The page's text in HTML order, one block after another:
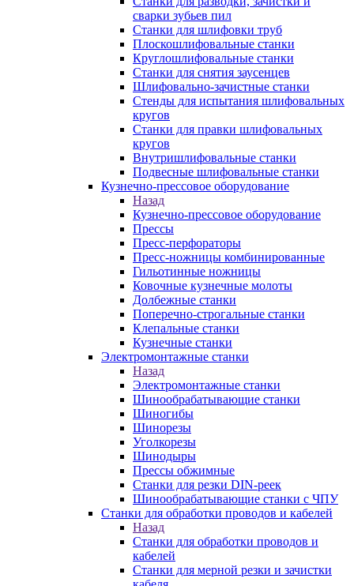
сварки зубьев пил
Станки для шлифовки труб
Плоскошлифовальные станки
Круглошлифовальные станки
Станки для снятия заусенцев
Шлифовально-зачистные станки
Стенды для испытания шлифовальных
кругов
Станки для правки шлифовальных
кругов
Внутришлифовальные станки
Подвесные шлифовальные станки
Кузнечно-прессовое оборудование
Назад
Кузнечно-прессовое оборудование
Прессы
Пресс-перфораторы
Пресс-ножницы комбинированные
Гильотинные ножницы
Ковочные кузнечные молоты
Долбежные станки
Поперечно-строгальные станки
Клепальные станки
Кузнечные станки
Электромонтажные станки
Назад
Электромонтажные станки
Шинообрабатывающие станки
Шиногибы
Шинорезы
Уголкорезы
Шинодыры
Прессы обжимные
Станки для резки DIN-реек
Шинообрабатывающие станки с ЧПУ
Станки для обработки проводов и кабелей
Назад
Станки для обработки проводов и
кабелей
Станки для мерной резки и зачистки